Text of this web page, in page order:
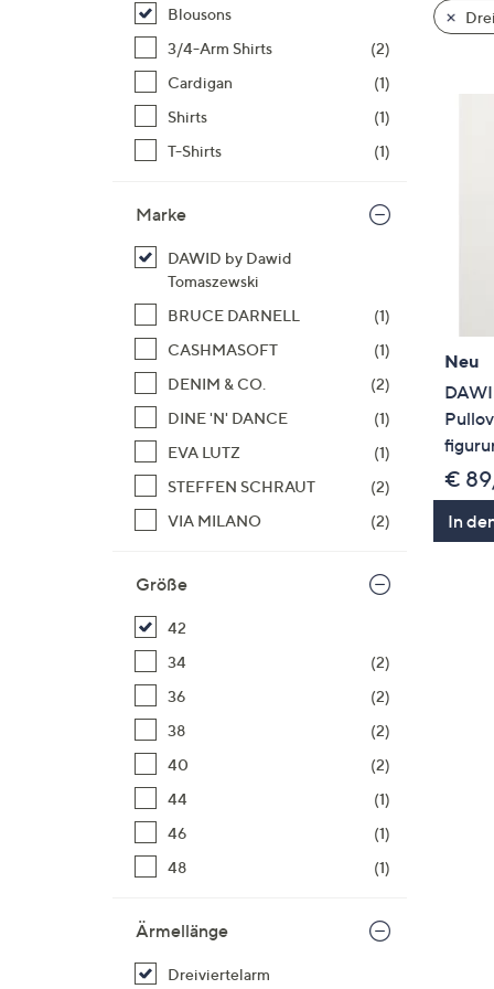
Blousons
3/4-Arm Shirts
(2)
Cardigan
(1)
Shirts
(1)
T-Shirts
(1)
Marke
DAWID by Dawid
Tomaszewski
BRUCE DARNELL
(1)
CASHMASOFT
(1)
DENIM & CO.
(2)
DINE 'N' DANCE
(1)
EVA LUTZ
(1)
STEFFEN SCHRAUT
(2)
VIA MILANO
(2)
Größe
42
34
(2)
36
(2)
38
(2)
40
(2)
44
(1)
46
(1)
48
(1)
Ärmellänge
Dreiviertelarm
Neu
€
In